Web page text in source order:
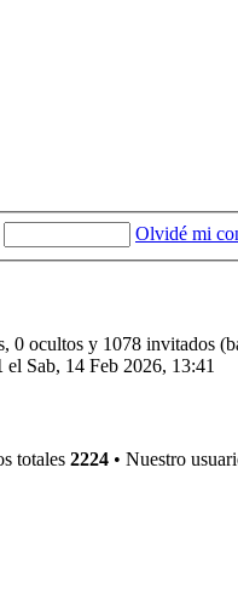
Olvidé mi
0 ocultos y 1078 invitados
el Sab, 14 Feb 2026, 13:41
totales 2224 • Nuestro